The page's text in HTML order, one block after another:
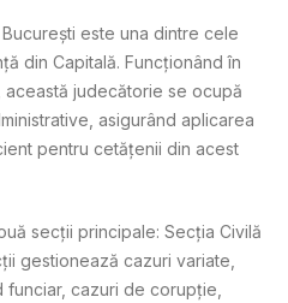
este una dintre cele
din Capitală. Funcționând în
această judecătorie se ocupă
asigurând aplicarea
pentru cetățenii din acest
secții principale: Secția Civilă
gestionează cazuri variate,
cazuri de corupție,